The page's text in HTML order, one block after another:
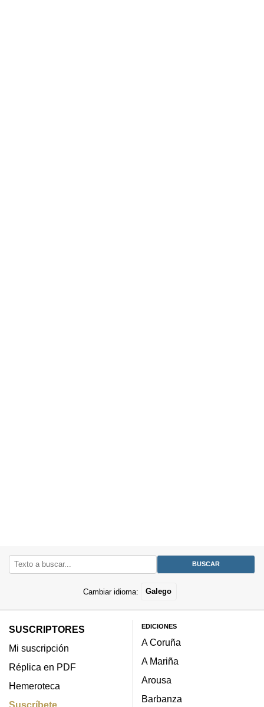
Cambiar idioma: Galego
SUSCRIPTORES
Mi suscripción
Réplica en PDF
Hemeroteca
Suscríbete
EDICIONES
A Coruña
A Mariña
Arousa
Barbanza